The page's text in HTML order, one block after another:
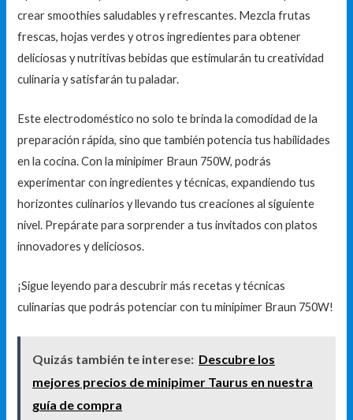
crear smoothies saludables y refrescantes. Mezcla frutas
frescas, hojas verdes y otros ingredientes para obtener
deliciosas y nutritivas bebidas que estimularán tu creatividad
culinaria y satisfarán tu paladar.
Este electrodoméstico no solo te brinda la comodidad de la
preparación rápida, sino que también potencia tus habilidades
en la cocina. Con la minipimer Braun 750W, podrás
experimentar con ingredientes y técnicas, expandiendo tus
horizontes culinarios y llevando tus creaciones al siguiente
nivel. Prepárate para sorprender a tus invitados con platos
innovadores y deliciosos.
¡Sigue leyendo para descubrir más recetas y técnicas
culinarias que podrás potenciar con tu minipimer Braun 750W!
Quizás también te interese: Descubre los
mejores precios de minipimer Taurus en nuestra
guía de compra